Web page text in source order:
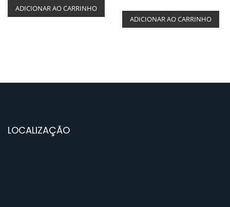
original
era:
atual
é:
ADICIONAR AO CARRINHO
ADICIONAR AO CARRINHO
LOCALIZAÇÃO